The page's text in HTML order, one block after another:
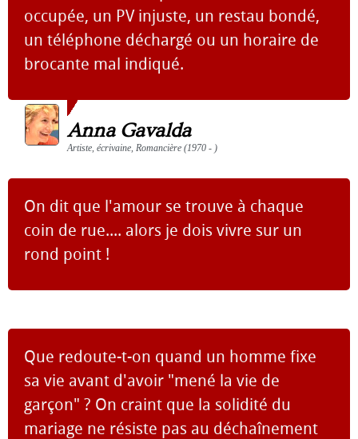
occupée, un PV injuste, un restau bondé,
un téléphone déchargé ou un horaire de
brocante mal indiqué.
Anna Gavalda
Artiste, écrivaine, Romancière (1970 - )
On dit que l'amour se trouve à chaque
coin de rue.... alors je dois vivre sur un
rond point !
Que redoute-t-on quand un homme fixe
sa vie avant d'avoir "mené la vie de
garçon" ? On craint que la solidité du
mariage ne résiste pas au déchaînement